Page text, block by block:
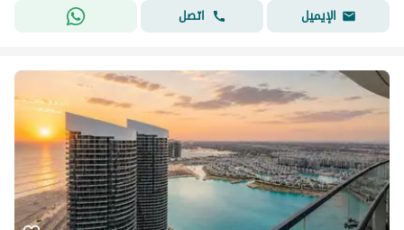
الإيميل
اتصل